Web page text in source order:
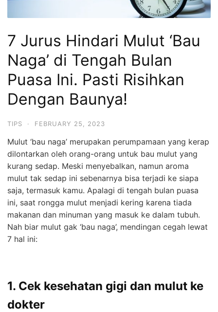
7 Jurus Hindari Mulut ‘Bau
Naga’ di Tengah Bulan
Puasa Ini. Pasti Risihkan
Dengan Baunya!
TIPS · FEBRUARY 25, 2023
Mulut ‘bau naga’ merupakan perumpamaan yang kerap
dilontarkan oleh orang-orang untuk bau mulut yang
kurang sedap. Meski menyebalkan, namun aroma
mulut tak sedap ini sebenarnya bisa terjadi ke siapa
saja, termasuk kamu. Apalagi di tengah bulan puasa
ini, saat rongga mulut menjadi kering karena tiada
makanan dan minuman yang masuk ke dalam tubuh.
Nah biar mulut gak ‘bau naga’, mendingan cegah lewat
7 hal ini:
1. Cek kesehatan gigi dan mulut ke
dokter